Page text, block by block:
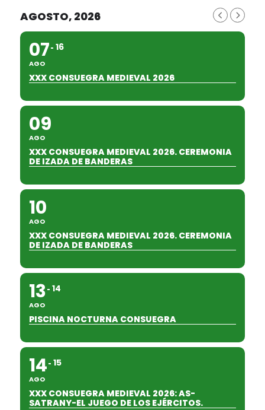
AGOSTO, 2026
07
AGO
16
XXX CONSUEGRA MEDIEVAL 2026
09
AGO
XXX CONSUEGRA MEDIEVAL 2026. CEREMONIA
DE IZADA DE BANDERAS
10
AGO
XXX CONSUEGRA MEDIEVAL 2026. CEREMONIA
DE IZADA DE BANDERAS
13
AGO
14
PISCINA NOCTURNA CONSUEGRA
14
AGO
15
XXX CONSUEGRA MEDIEVAL 2026: AS-
SATRANY-EL JUEGO DE LOS EJÉRCITOS.